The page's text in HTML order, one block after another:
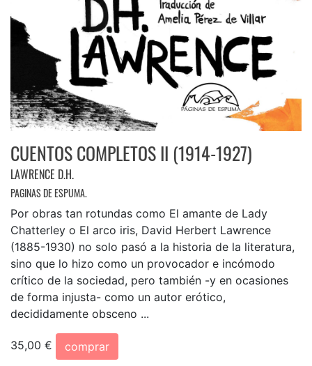
CUENTOS COMPLETOS II (1914-1927)
LAWRENCE D.H.
PAGINAS DE ESPUMA.
Por obras tan rotundas como El amante de Lady
Chatterley o El arco iris, David Herbert Lawrence
(1885-1930) no solo pasó a la historia de la literatura,
sino que lo hizo como un provocador e incómodo
crítico de la sociedad, pero también -y en ocasiones
de forma injusta- como un autor erótico,
decididamente obsceno ...
35,00 €
comprar